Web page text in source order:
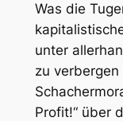
Was die
unter
zu
Profit!“ über